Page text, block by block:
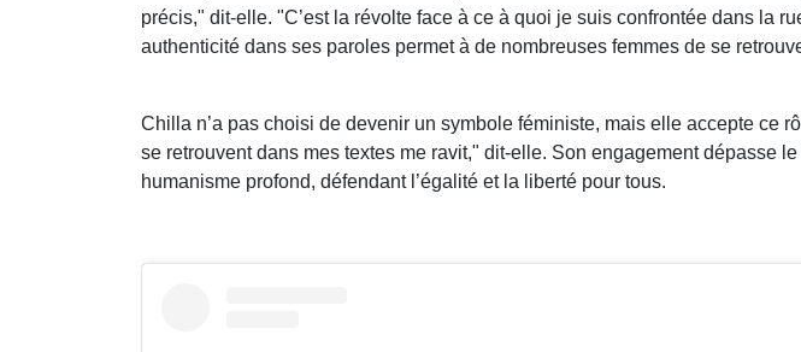
précis," dit-elle. "C’est la révolte face à ce à quoi je suis confrontée dans la
authenticité dans ses paroles permet à de nombreuses femmes de se
Chilla n’a pas choisi de devenir un symbole féministe, mais elle accepte ce
se retrouvent dans mes textes me ravit," dit-elle. Son engagement dépasse
humanisme profond, défendant l’égalité et la liberté pour tous.